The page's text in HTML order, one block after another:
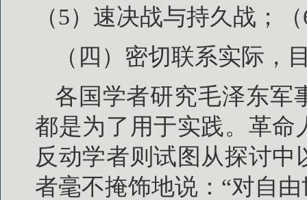
（5）速决战与持久战；
（四）密切联系实际，
各国学者研究毛泽东军
都是为了用于实践。革命
反动学者则试图从探讨
者毫不掩饰地说：“对自